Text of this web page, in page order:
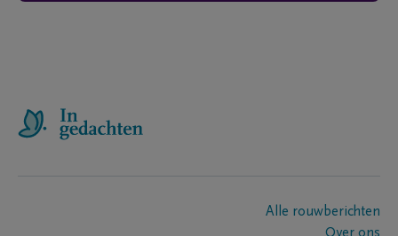
Alle rouwberichten